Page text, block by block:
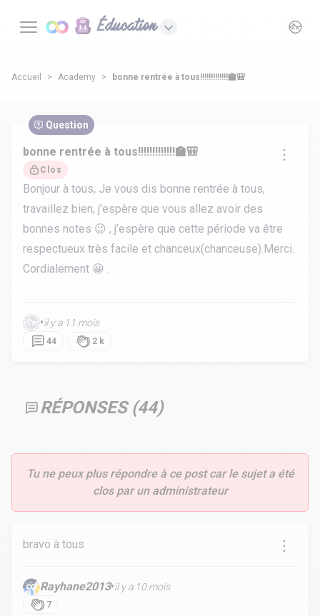
Éducation
Accueil Academy bonne rentrée à tous!!!!!!!!!!!!!🏫🎒
Question
bonne rentrée à tous!!!!!!!!!!!!!🏫🎒
Clos
Bonjour à tous, Je vous dis bonne rentrée à tous,
travaillez bien, j’espère que vous allez avoir des
bonnes notes 😉 , j’espère que cette période va être
respectueux très facile et chanceux(chanceuse).Merci.
Cordialement 😀 .
•il y a 11 mois
44 2 k
RÉPONSES (44)
Tu ne peux plus répondre à ce post car le sujet a été
clos par un administrateur
bravo à tous
Rayhane2013•il y a 10 mois
7